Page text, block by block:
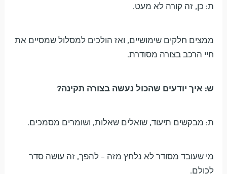
ת: כן, זה קורה לא מעט.
ממצים חלקים שימושיים, ואז הולכים למסלול שמסיים את
חיי הרכב בצורה מסודרת.
ש: איך יודעים שהכול נעשה בצורה תקינה?
ת: מבקשים תיעוד, שואלים שאלות, ושומרים מסמכים.
מי שעובד מסודר לא נלחץ מזה – להפך, זה עושה סדר
לכולם.